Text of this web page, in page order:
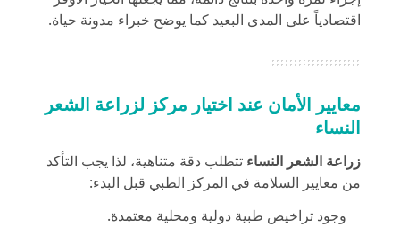
اقتصادياً على المدى البعيد كما يوضح خبراء مدونة حياة.
معايير الأمان عند اختيار مركز لزراعة الشعر
النساء
زراعة الشعر النساء تتطلب دقة متناهية، لذا يجب التأكد
من معايير السلامة في المركز الطبي قبل البدء:
وجود تراخيص طبية دولية ومحلية معتمدة.